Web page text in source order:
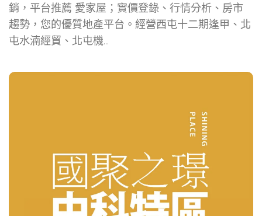
銷，平台推薦 愛家屋；實價登錄、行情分析、房市
趨勢，您的優質地產平台。經營西屯十二期逢甲、北
屯水湳經貿、北屯機...